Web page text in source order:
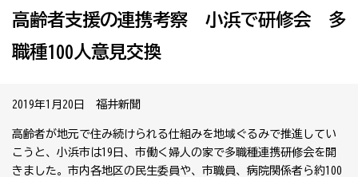
高齢者支援の連携考察 小浜で研修会 多
職種100人意見交換
2019年1月20日 福井新聞
高齢者が地元で住み続けられる仕組みを地域ぐるみで推進してい
こうと、小浜市は19日、市働く婦人の家で多職種連携研修会を開
きました。市内各地区の民生委員や、市職員、病院関係者ら約100